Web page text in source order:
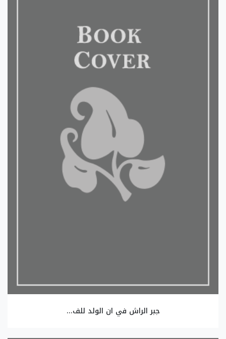
جبر الراش في ان الولد للف...